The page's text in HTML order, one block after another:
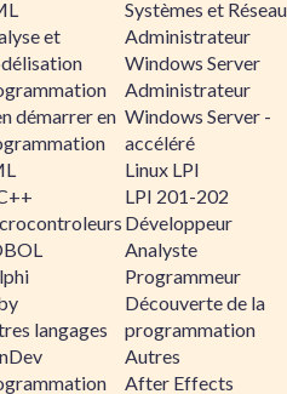
et
démarrer en
langages
Systèmes et
Administrateur
Windows Server
Administrateur
Windows Server -
accéléré
Linux LPI
LPI 201-202
Développeur
Analyste
Programmeur
Découverte de la
programmation
Autres
After Effects